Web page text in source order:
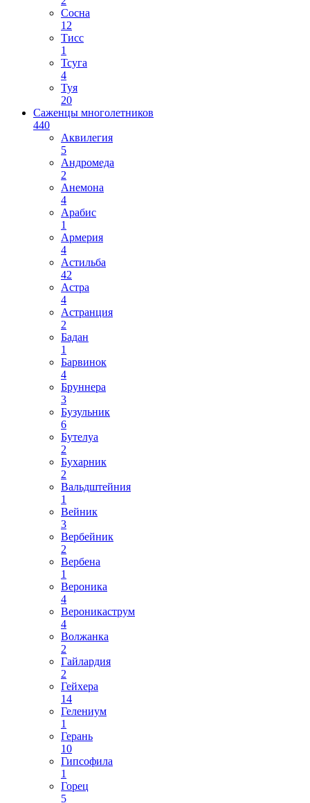
Сосна
12
Тисс
1
Тсуга
4
Туя
20
Саженцы многолетников
440
Аквилегия
5
Андромеда
2
Анемона
4
Арабис
1
Армерия
4
Астильба
42
Астра
4
Астранция
2
Бадан
1
Барвинок
4
Бруннера
3
Бузульник
6
Бутелуа
2
Бухарник
2
Вальдштейния
1
Вейник
3
Вербейник
2
Вербена
1
Вероника
4
Вероникаструм
4
Волжанка
2
Гайлардия
2
Гейхера
14
Гелениум
1
Герань
10
Гипсофила
1
Горец
5